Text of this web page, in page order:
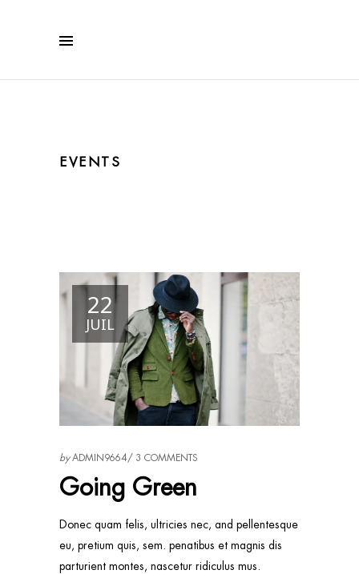
EVENTS
22
JUIL
byADMIN9664 3 COMMENTS
Going Green
Donec quam felis, ultricies nec, and pellentesque
eu, pretium quis, sem. penatibus et magnis dis
parturient montes, nascetur ridiculus mus.